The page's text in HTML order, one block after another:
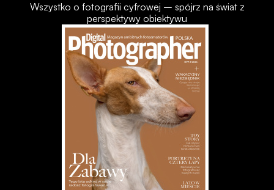
Wszystko o fotografii cyfrowej – spójrz na świat z
perspektywy obiektywu